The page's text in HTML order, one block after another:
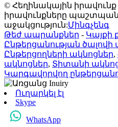
© Հեղինակային իրավունք -
իրավունքները
աջակցություն:Մինգչենգ
Թեժ ապրանքներ - Կայքի
Ընթերցանության ծալովի
Ընթերցողների ակնոցներ,
ակնոցներ, Տիտանի
Կարգավորվող
Ուղարկել էլ
Skype
WhatsApp